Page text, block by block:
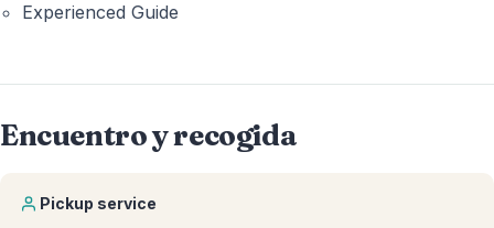
Experienced Guide
Encuentro y recogida
Pickup service